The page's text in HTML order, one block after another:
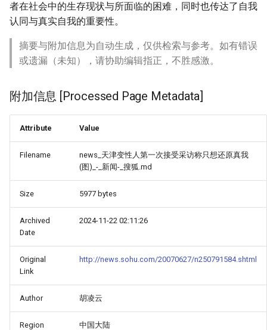
者在社会中的生存现状与所面临的困难，同时也传达了自我
认同与真实自我的重要性。
摘要与附加信息为自动生成，仅供检索与参考。如有错误
或遗漏（未知），请协助编辑指正，不胜感激。
附加信息 [Processed Page Metadata]
Attribute Value
Filename
news_天津变性人第一次接受采访称只想还原真我
(图)_-_新闻-_搜狐.md
Size 5977 bytes
Archived
Date
2024-11-22 02:11:26
Original
Link
http://news.sohu.com/20070627/n250791584.shtml
Author 胡凌云
Region 中国大陆